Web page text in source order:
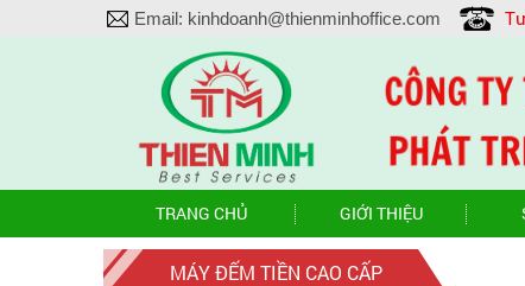
Email: kinhdoanh@thienminhoffice.com
TRANG CHỦ GIỚI THIỆU
MÁY ĐẾM TIỀN CAO CẤP